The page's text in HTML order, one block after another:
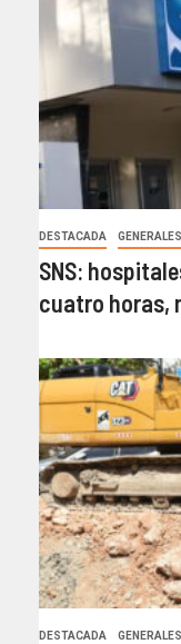
DESTACADA GENERALES
SNS:
cuatro horas,
DESTACADA GENERALES